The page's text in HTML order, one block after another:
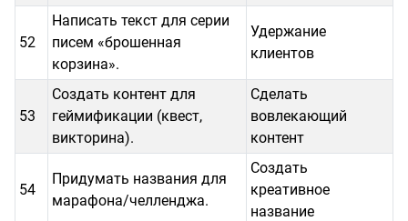
52
Написать текст для серии
писем «брошенная
корзина».
Удержание
клиентов
53
Создать контент для
геймификации (квест,
викторина).
Сделать
вовлекающий
контент
54
Придумать названия для
марафона/челленджа.
Создать
креативное
название